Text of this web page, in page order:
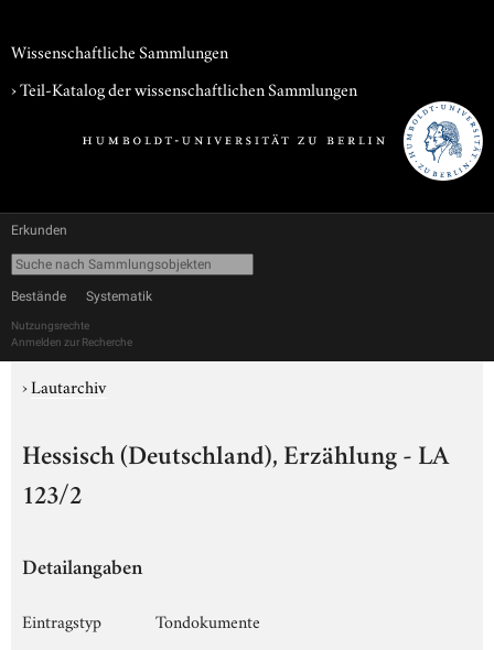
Wissenschaftliche Sammlungen
› Teil-Katalog der wissenschaftlichen Sammlungen
Erkunden
Bestände Systematik
Nutzungsrechte
Anmelden zur Recherche
›Lautarchiv
Hessisch (Deutschland), Erzählung - LA
123/2
Detailangaben
Eintragstyp
Tondokumente